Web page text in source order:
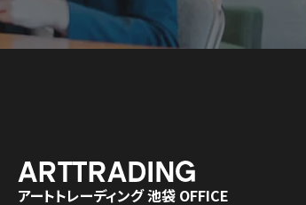
アートトレーディング 池袋 OFFICE